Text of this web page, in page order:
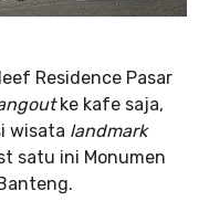
Residence Pasar
ke kafe saja,
wisata landmark
satu ini Monumen